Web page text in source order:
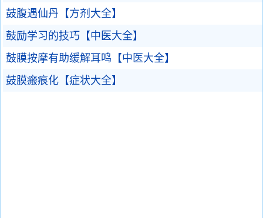
鼓腹遇仙丹【方剂大全】
鼓励学习的技巧【中医大全】
鼓膜按摩有助缓解耳鸣【中医大全】
鼓膜瘢痕化【症状大全】